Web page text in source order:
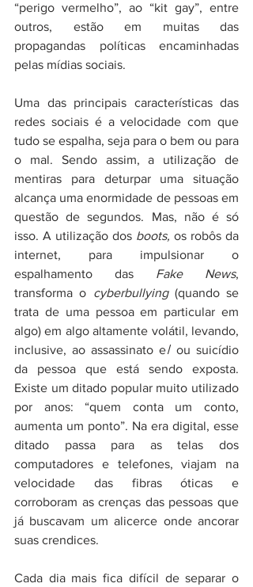
“perigo vermelho”, ao “kit gay”, entre
outros, estão em muitas das
propagandas políticas encaminhadas
pelas mídias sociais.
Uma das principais características das
redes sociais é a velocidade com que
tudo se espalha, seja para o bem ou para
o mal. Sendo assim, a utilização de
mentiras para deturpar uma situação
alcança uma enormidade de pessoas em
questão de segundos. Mas, não é só
isso. A utilização dos boots, os robôs da
internet, para impulsionar o
espalhamento das Fake News,
transforma o cyberbullying (quando se
trata de uma pessoa em particular em
algo) em algo altamente volátil, levando,
inclusive, ao assassinato e ̸ ou suicídio
da pessoa que está sendo exposta.
Existe um ditado popular muito utilizado
por anos: “quem conta um conto,
aumenta um ponto”. Na era digital, esse
ditado passa para as telas dos
computadores e telefones, viajam na
velocidade das fibras óticas e
corroboram as crenças das pessoas que
já buscavam um alicerce onde ancorar
suas crendices.
Cada dia mais fica difícil de separar o